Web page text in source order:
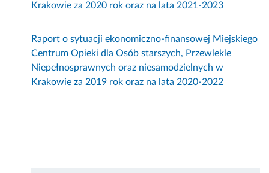
Krakowie za 2020 rok oraz na lata 2021-2023
Raport o sytuacji ekonomiczno-finansowej Miejskiego
Centrum Opieki dla Osób starszych, Przewlekle
Niepełnosprawnych oraz niesamodzielnych w
Krakowie za 2019 rok oraz na lata 2020-2022